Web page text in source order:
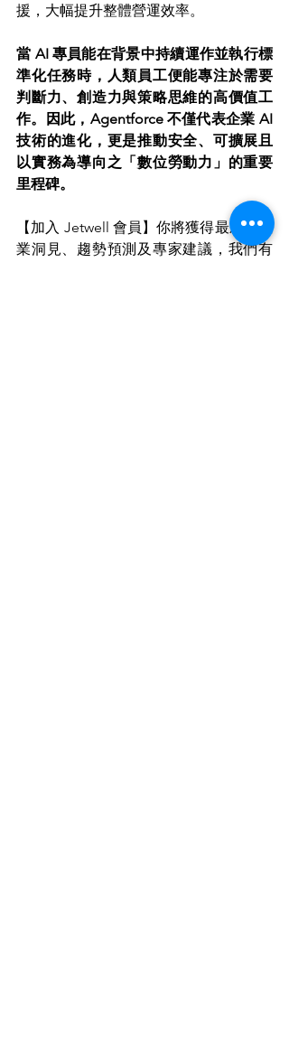
援，大幅提升整體營運效率。
當 AI 專員能在背景中持續運作並執行標
準化任務時，人類員工便能專注於需要
判斷力、創造力與策略思維的高價值工
作。因此，Agentforce 不僅代表企業 AI
技術的進化，更是推動安全、可擴展且
以實務為導向之「數位勞動力」的重要
里程碑。
【加入 Jetwell 會員】你將獲得最新的產
業洞見、趨勢預測及專家建議，我們有